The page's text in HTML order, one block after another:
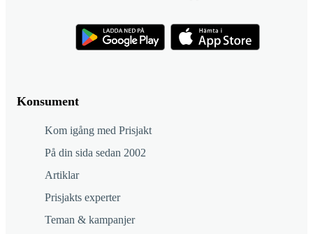
Konsument
Kom igång med Prisjakt
På din sida sedan 2002
Artiklar
Prisjakts experter
Teman & kampanjer